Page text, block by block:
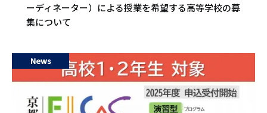
ーディネーター）による授業を希望する高等学校の募
集について
News